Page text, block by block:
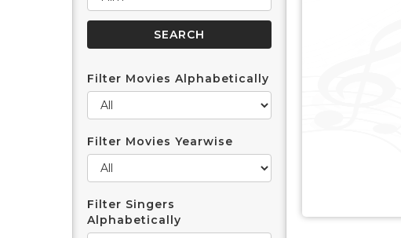
Filter Movies Alphabetically
Filter Movies Yearwise
Filter Singers
Alphabetically